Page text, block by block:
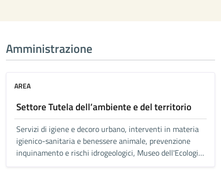
Amministrazione
AREA
Settore Tutela dell’ambiente e del territorio
Servizi di igiene e decoro urbano, interventi in materia
igienico-sanitaria e benessere animale, prevenzione
inquinamento e rischi idrogeologici, Museo dell'Ecologia,
servizio di mobilità e trasporti